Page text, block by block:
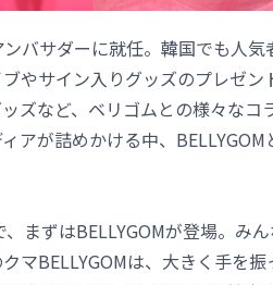
バサダーに就任。韓国でも人
やサイン入りグッズのプレゼン
ズなど、ベリゴムとの様々なコ
アが詰めかける中、
まずはBELLYGOMが登場。み
マBELLYGOMは、大きく手を